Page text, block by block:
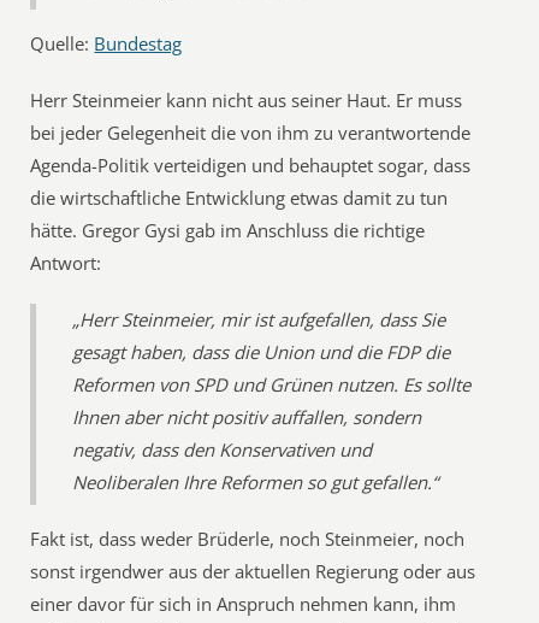
Quelle: Bundestag
Herr Steinmeier kann nicht aus seiner Haut. Er muss
bei jeder Gelegenheit die von ihm zu verantwortende
Agenda-Politik verteidigen und behauptet sogar, dass
die wirtschaftliche Entwicklung etwas damit zu tun
hätte. Gregor Gysi gab im Anschluss die richtige
Antwort:
„Herr Steinmeier, mir ist aufgefallen, dass Sie
gesagt haben, dass die Union und die FDP die
Reformen von SPD und Grünen nutzen. Es sollte
Ihnen aber nicht positiv auffallen, sondern
negativ, dass den Konservativen und
Neoliberalen Ihre Reformen so gut gefallen.“
Fakt ist, dass weder Brüderle, noch Steinmeier, noch
sonst irgendwer aus der aktuellen Regierung oder aus
einer davor für sich in Anspruch nehmen kann, ihm